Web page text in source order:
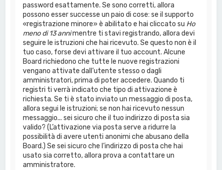
password esattamente. Se sono corretti, allora
possono esser successe un paio di cose: se il supporto
«registrazione minore» è abilitato e hai cliccato su Ho
meno di 13 annimentre ti stavi registrando, allora devi
seguire le istruzioni che hai ricevuto. Se questo non è il
tuo caso, forse devi attivare il tuo account. Alcune
Board richiedono che tutte le nuove registrazioni
vengano attivate dall’utente stesso o dagli
amministratori, prima di poter accedere. Quando ti
registri ti verrà indicato che tipo di attivazione è
richiesta. Se ti è stato inviato un messaggio di posta,
allora segui le istruzioni; se non hai ricevuto nessun
messaggio... sei sicuro che il tuo indirizzo di posta sia
valido? (L’attivazione via posta serve a ridurre la
possibilità di avere utenti anonimi che abusano della
Board.) Se sei sicuro che l’indirizzo di posta che hai
usato sia corretto, allora prova a contattare un
amministratore.